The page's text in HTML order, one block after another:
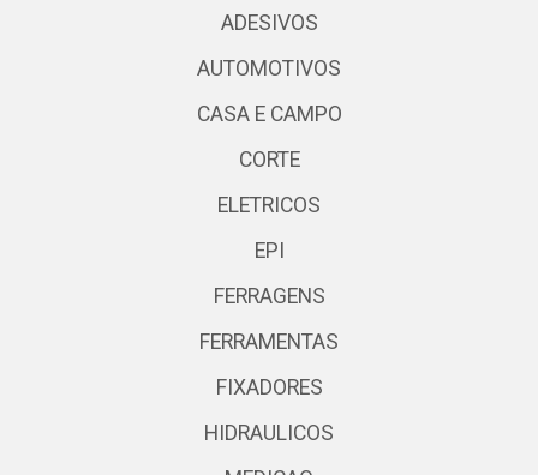
ADESIVOS
AUTOMOTIVOS
CASA E CAMPO
CORTE
ELETRICOS
EPI
FERRAGENS
FERRAMENTAS
FIXADORES
HIDRAULICOS